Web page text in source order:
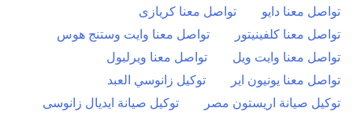
تواصل معنا دايو
تواصل معنا كريازى
تواصل معنا كلفينيتور
تواصل معنا وايت وستنج هوس
تواصل معنا وايت ويل
تواصل معنا ويرلبول
تواصل معنا يونيون اير
توكيل زانوسي العبد
توكيل صيانة اريستون مصر
توكيل صيانة ايديال زانوسى